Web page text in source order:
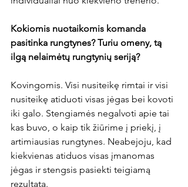
Kokiomis nuotaikomis komanda
pasitinka rungtynes? Turiu omeny, tą
ilgą nelaimėtų rungtynių seriją?
Kovingomis. Visi nusiteikę rimtai ir visi
nusiteikę atiduoti visas jėgas bei kovoti
iki galo. Stengiamės negalvoti apie tai
kas buvo, o kaip tik žiūrime į priekį, į
artimiausias rungtynes. Neabejoju, kad
kiekvienas atiduos visas įmanomas
jėgas ir stengsis pasiekti teigiamą
rezultatą.